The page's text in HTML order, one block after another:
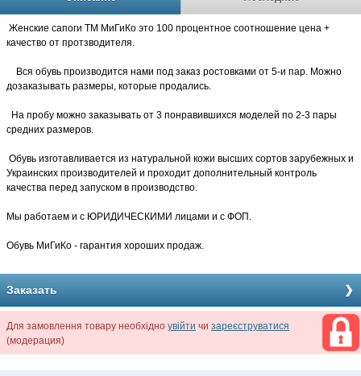
Женские сапоги ТМ МиГиКо это 100 процентное соотношение цена +
качество от протзводителя.
Вся обувь производится нами под заказ ростовками от 5-и пар. Можно
дозаказывать размеры, которые продались.
На пробу можно заказывать от 3 понравившихся моделей по 2-3 пары
средних размеров.
Обувь изготавливается из натуральной кожи высших сортов зарубежных и
Украинских производителей и проходит дополнительный контроль
качества перед запуском в производство.
Мы работаем и с ЮРИДИЧЕСКИМИ лицами и с ФОП.
Обувь МиГиКо - гарантия хороших продаж.
Заказать
Для замовлення товару необхідно увійти чи зареєструватися
(модерация)